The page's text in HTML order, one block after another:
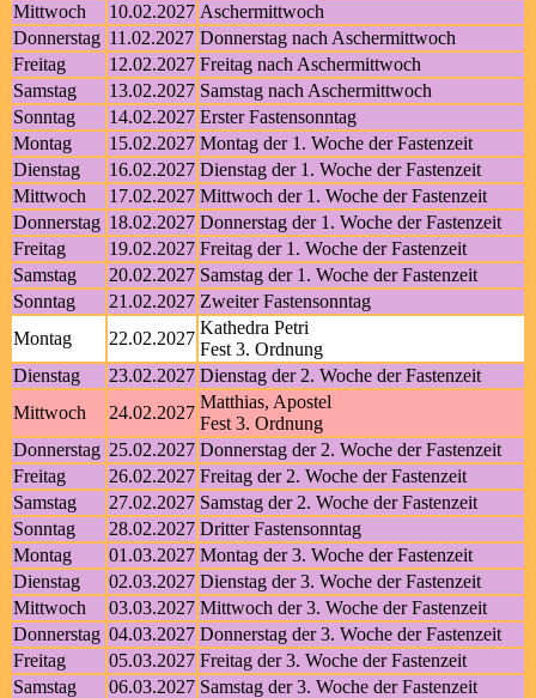
Mittwoch
10.02.2027 Aschermittwoch
Donnerstag 11.02.2027 Donnerstag nach Aschermittwoch
Freitag
12.02.2027 Freitag nach Aschermittwoch
Samstag
13.02.2027 Samstag nach Aschermittwoch
Sonntag
14.02.2027 Erster Fastensonntag
Montag
15.02.2027 Montag der 1. Woche der Fastenzeit
Dienstag
16.02.2027 Dienstag der 1. Woche der Fastenzeit
Mittwoch
17.02.2027 Mittwoch der 1. Woche der Fastenzeit
Donnerstag 18.02.2027 Donnerstag der 1. Woche der Fastenzeit
Freitag
19.02.2027 Freitag der 1. Woche der Fastenzeit
Samstag
20.02.2027 Samstag der 1. Woche der Fastenzeit
Sonntag
21.02.2027 Zweiter Fastensonntag
Montag
22.02.2027
Kathedra Petri
Fest 3. Ordnung
Dienstag
23.02.2027 Dienstag der 2. Woche der Fastenzeit
Mittwoch
24.02.2027
Matthias, Apostel
Fest 3. Ordnung
Donnerstag 25.02.2027 Donnerstag der 2. Woche der Fastenzeit
Freitag
26.02.2027 Freitag der 2. Woche der Fastenzeit
Samstag
27.02.2027 Samstag der 2. Woche der Fastenzeit
Sonntag
28.02.2027 Dritter Fastensonntag
Montag
01.03.2027 Montag der 3. Woche der Fastenzeit
Dienstag
02.03.2027 Dienstag der 3. Woche der Fastenzeit
Mittwoch
03.03.2027 Mittwoch der 3. Woche der Fastenzeit
Donnerstag 04.03.2027 Donnerstag der 3. Woche der Fastenzeit
Freitag
05.03.2027 Freitag der 3. Woche der Fastenzeit
Samstag
06.03.2027 Samstag der 3. Woche der Fastenzeit